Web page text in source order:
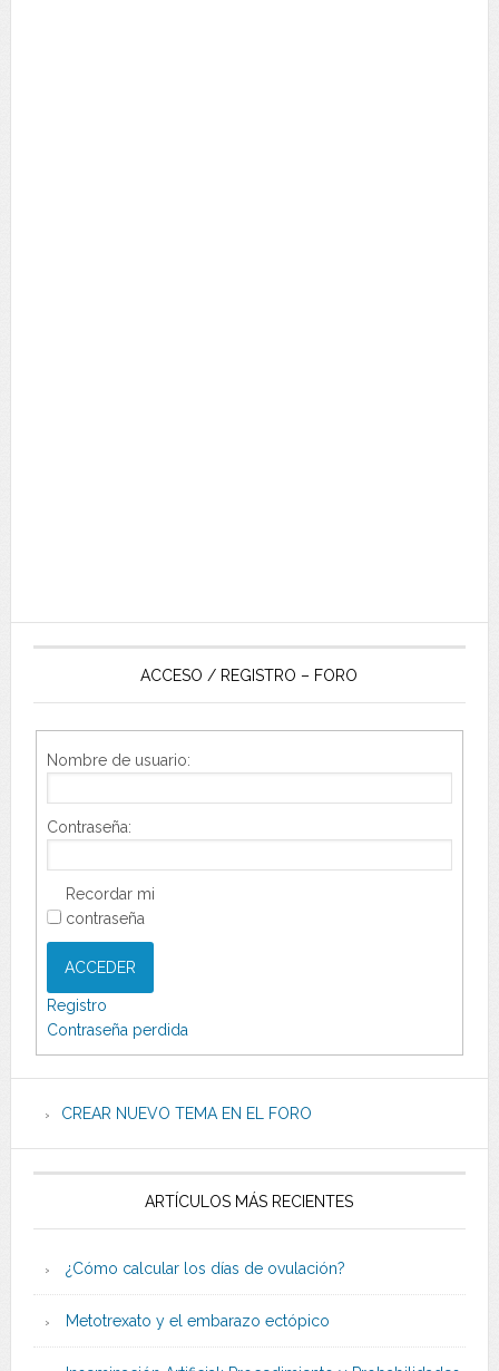
ACCESO / REGISTRO – FORO
Nombre de usuario:
Contraseña:
Recordar mi
contraseña
ACCEDER
Registro
Contraseña perdida
CREAR NUEVO TEMA EN EL FORO
ARTÍCULOS MÁS RECIENTES
¿Cómo calcular los días de ovulación?
Metotrexato y el embarazo ectópico